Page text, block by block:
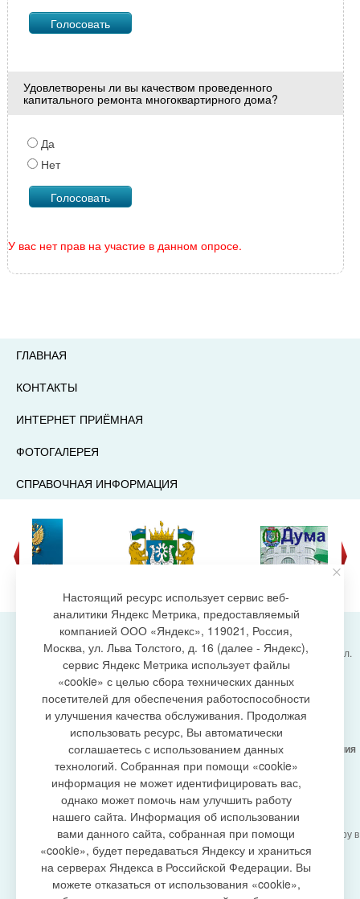
Удовлетворены ли вы качеством проведенного
капитального ремонта многоквартирного дома?
Да
Нет
У вас нет прав на участие в данном опросе.
ГЛАВНАЯ
КОНТАКТЫ
ИНТЕРНЕТ ПРИЁМНАЯ
ФОТОГАЛЕРЕЯ
СПРАВОЧНАЯ ИНФОРМАЦИЯ
создание сайта
Администрация городского поселения Излучинск, ул.
Энергетиков, 6, пгт. Излучинск, Нижневартовский
район,
Ханты-Мансийский автономный округ-Югра
(Тюменская область), 628634
Сетевое изданиеhttps://www.gp-izluchinsk.ru
16+
Учредитель -Администрация городского поселения
Излучинск
Главный редактор - Бурич Денис Ярославович
Телефон/факс: (3466) 28-13-77 , e-mail:
admizl@rambler.ru
Сетевое изданиеhttps://www.gp-izluchinsk.ru
зарегистрировано Федеральной службой по надзору в
сфере связи,
информационных технологий и массовых
коммуникаций (Роскомнадзор), регистрационный
номер СМИ
Настоящий ресурс использует сервис веб-
аналитики Яндекс Метрика, предоставляемый
компанией ООО «Яндекс», 119021, Россия,
Москва, ул. Льва Толстого, д. 16 (далее - Яндекс),
сервис Яндекс Метрика использует файлы
«cookie» с целью сбора технических данных
посетителей для обеспечения работоспособности
и улучшения качества обслуживания. Продолжая
использовать ресурс, Вы автоматически
соглашаетесь с использованием данных
технологий. Собранная при помощи «cookie»
информация не может идентифицировать вас,
однако может помочь нам улучшить работу
нашего сайта. Информация об использовании
вами данного сайта, собранная при помощи
«cookie», будет передаваться Яндексу и храниться
на серверах Яндекса в Российской Федерации. Вы
можете отказаться от использования «cookie»,